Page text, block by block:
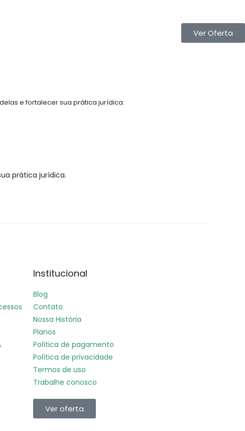
Ver Oferta
e fortalecer sua prática jurídica.
prática jurídica.
Institucional
Blog
Contato
Nossa História
Planos
Política de pagamento
Política de privacidade
Termos de uso
Trabalhe conosco
Ver oferta